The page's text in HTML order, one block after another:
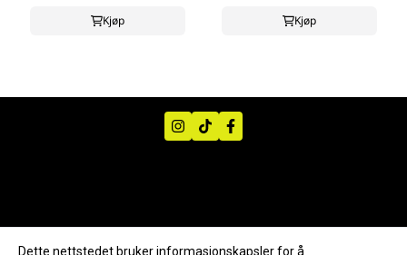
Kjøp
Kjøp
Dette nettstedet bruker informasjonskapsler for å